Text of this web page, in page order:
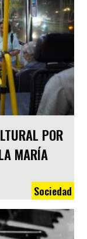
POR
MARÍA
Sociedad